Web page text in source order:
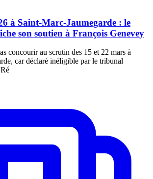
à Saint-Marc-Jaumegarde : le
son soutien à François Genevey
concourir au scrutin des 15 et 22 mars à
car déclaré inéligible par le tribunal